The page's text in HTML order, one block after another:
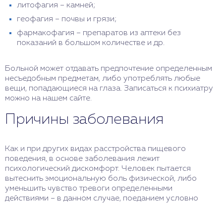
литофагия – камней;
геофагия – почвы и грязи;
фармакофагия – препаратов из аптеки без
показаний в большом количестве и др.
Больной может отдавать предпочтение определенным
несъедобным предметам, либо употреблять любые
вещи, попадающиеся на глаза. Записаться к психиатру
можно на нашем сайте.
Причины заболевания
Как и при других видах расстройства пищевого
поведения, в основе заболевания лежит
психологический дискомфорт. Человек пытается
вытеснить эмоциональную боль физической, либо
уменьшить чувство тревоги определенными
действиями – в данном случае, поеданием условно